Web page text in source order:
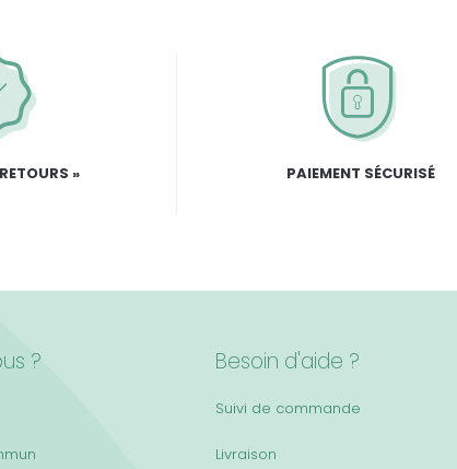
» PAIEMENT SÉCURISÉ
? Besoin d'aide ?
Suivi de commande
Livraison